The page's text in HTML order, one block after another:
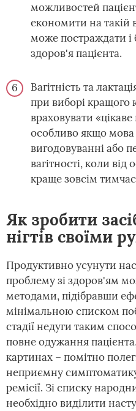
можливостей
економити на такій
може постраждати і
здоров'я пацієнта.
Вагітність та
при виборі кращого
враховувати
особливо якщо
вигодовуванні або
вагітності, коли від
краще зовсім
Як зробити
нігтів своїми
Продуктивно усунути
проблему зі здоров'ям
методами, підібравши
мінімальною списком
стадії недуги таким
повне одужання
картинах – помітно
неприємну
ремісії. Зі списку
необхідно виділити